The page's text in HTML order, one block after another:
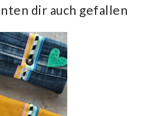
dir auch gefallen